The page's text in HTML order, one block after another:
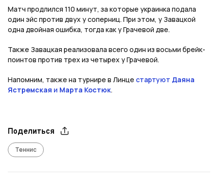
Матч продлился 110 минут, за которые украинка подала
один эйс против двух у соперниц. При этом, у Завацкой
одна двойная ошибка, тогда как у Грачевой две.
Также Завацкая реализовала всего один из восьми брейк-
поинтов против трех из четырех у Грачевой.
Напомним, также на турнире в Линце стартуют Даяна
Ястремская и Марта Костюк.
Поделиться
Теннис